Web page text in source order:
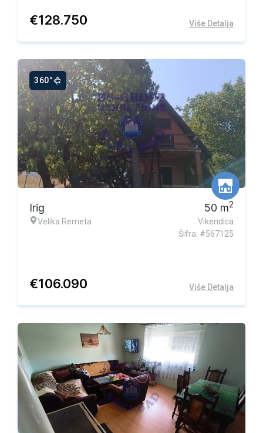
€128.750 Više Detalja
360°
Ekskluzivna ponuda
Irig
Velika Remeta
50 m2
Vikendica
Šifra: #567125
€106.090 Više Detalja